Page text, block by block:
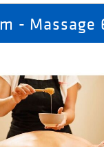
- Massage